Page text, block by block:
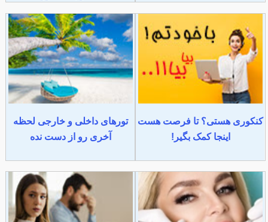
کنکوری هستی؟ تا فرصت هست
اینجا کمک بگیر!
تورهای داخلی و خارجی لحظه
آخری رو از دست نده